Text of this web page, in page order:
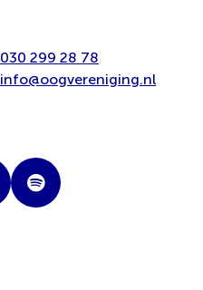
030 299 28 78
info@oogvereniging.nl